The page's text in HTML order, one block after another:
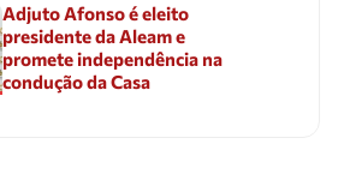
Adjuto Afonso é eleito
presidente da Aleam e
promete independência na
condução da Casa